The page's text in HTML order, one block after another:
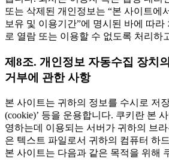
또는 삭제된 개인정보는 “본 사이트에
보유 및 이용기간”에 명시된 바에 따라
로 열람 또는 이용할 수 없도록 처리하
제8조. 개인정보 자동수집 장치
거부에 관한 사항
본 사이트는 귀하의 정보를 수시로 저
(cookie)’ 등을 운용합니다. 쿠키란 본
영하는데 이용되는 서버가 귀하의 브
은 텍스트 파일로서 귀하의 컴퓨터 하
본 사이트는 다음과 같은 목적을 위해